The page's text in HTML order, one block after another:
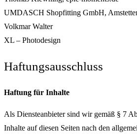
UMDASCH Shopfitting GmbH,
Volkmar Walter
XL – Photodesign
Haftungsausschluss
Haftung für Inhalte
Als Diensteanbieter sind wir gemäß § 7
Inhalte auf diesen Seiten nach den